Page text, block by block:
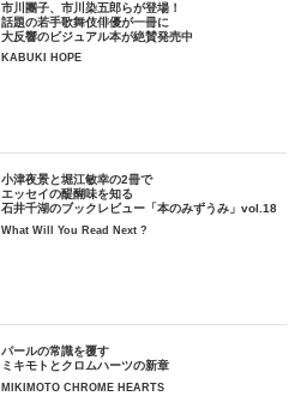
市川團子、市川染五郎らが登場！
話題の若手歌舞伎俳優が一冊に
大反響のビジュアル本が絶賛発売中
KABUKI HOPE
小津夜景と堀江敏幸の2冊で
エッセイの醍醐味を知る
石井千湖のブックレビュー「本のみずうみ」vol.18
What Will You Read Next ?
パールの常識を覆す
ミキモトとクロムハーツの新章
MIKIMOTO CHROME HEARTS